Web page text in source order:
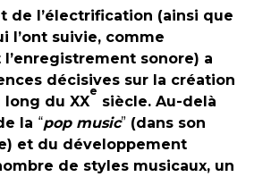
de l’électrification (ainsi que
l’ont suivie, comme
sonore) a
décisives sur la création
du XX
e
siècle. Au-delà
la “pop music” (dans son
et du développement
de styles musicaux, un